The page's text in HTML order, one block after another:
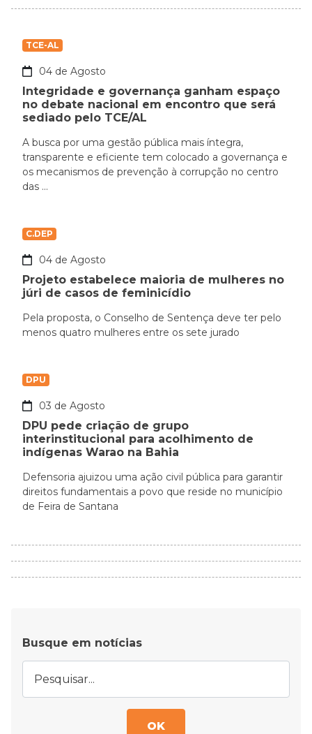
TCE-AL
04 de Agosto
Integridade e governança ganham espaço
no debate nacional em encontro que será
sediado pelo TCE/AL
A busca por uma gestão pública mais íntegra,
transparente e eficiente tem colocado a governança e
os mecanismos de prevenção à corrupção no centro
das ...
C.DEP
04 de Agosto
Projeto estabelece maioria de mulheres no
júri de casos de feminicídio
Pela proposta, o Conselho de Sentença deve ter pelo
menos quatro mulheres entre os sete jurado
DPU
03 de Agosto
DPU pede criação de grupo
interinstitucional para acolhimento de
indígenas Warao na Bahia
Defensoria ajuizou uma ação civil pública para garantir
direitos fundamentais a povo que reside no município
de Feira de Santana
Busque em notícias
OK